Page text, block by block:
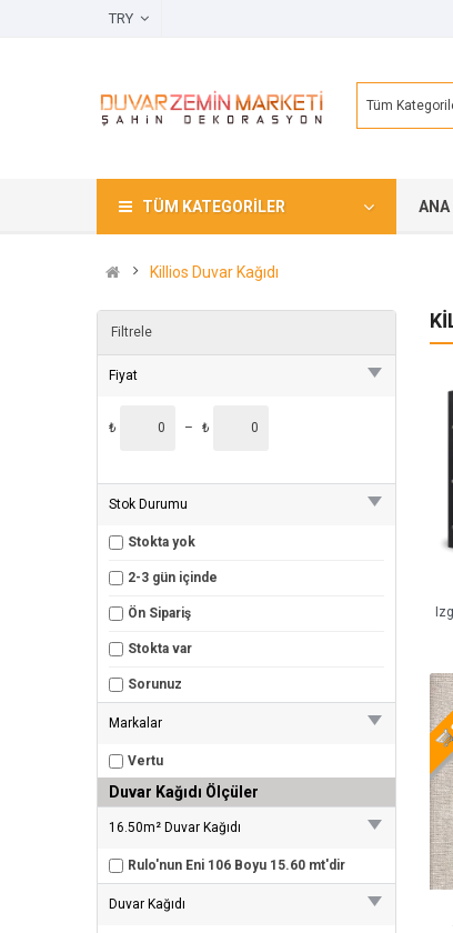
Tüm
TÜM KATEGORILER ANA
Killios Duvar Kağıdı
Filtrele
Fiyat
₺ – ₺
Stok Durumu
Stokta yok
2-3 gün içinde
Ön Sipariş
Stokta var
Sorunuz
Markalar
Vertu
Duvar Kağıdı Ölçüler
16.50m² Duvar Kağıdı
Rulo'nun Eni 106 Boyu 15.60 mt'dir
Duvar Kağıdı